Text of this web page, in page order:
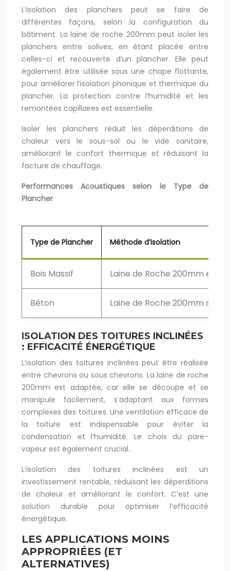
L’isolation des planchers peut se faire de
différentes façons, selon la configuration du
bâtiment. La laine de roche 200mm peut isoler les
planchers entre solives, en étant placée entre
celles-ci et recouverte d’un plancher. Elle peut
également être utilisée sous une chape flottante,
pour améliorer l’isolation phonique et thermique du
plancher. La protection contre l’humidité et les
remontées capillaires est essentielle.
Isoler les planchers réduit les déperditions de
chaleur vers le sous-sol ou le vide sanitaire,
améliorant le confort thermique et réduisant la
facture de chauffage.
Performances Acoustiques selon le Type de
Plancher
Type de Plancher Méthode d’Isolation
Bois Massif Laine de Roche 200mm
Béton Laine de Roche 200mm
ISOLATION DES TOITURES INCLINÉES
: EFFICACITÉ ÉNERGÉTIQUE
L’isolation des toitures inclinées peut être réalisée
entre chevrons ou sous chevrons. La laine de roche
200mm est adaptée, car elle se découpe et se
manipule facilement, s’adaptant aux formes
complexes des toitures. Une ventilation efficace de
la toiture est indispensable pour éviter la
condensation et l’humidité. Le choix du pare-
vapeur est également crucial.
L’isolation des toitures inclinées est un
investissement rentable, réduisant les déperditions
de chaleur et améliorant le confort. C’est une
solution durable pour optimiser l’efficacité
énergétique.
LES APPLICATIONS MOINS
APPROPRIÉES (ET
ALTERNATIVES)